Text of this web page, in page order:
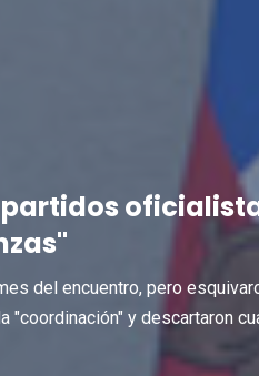
del encuentro, pero
"coordinación" y descartaron